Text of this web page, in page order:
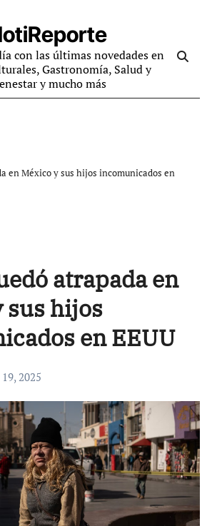
con las últimas novedades en
Gastronomía, Salud y
y mucho más
en México y sus hijos incomunicados en
atrapada en
sus hijos
en EEUU
2025